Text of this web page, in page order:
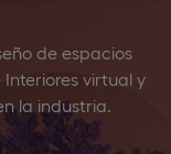
de espacios
virtual y
la industria.